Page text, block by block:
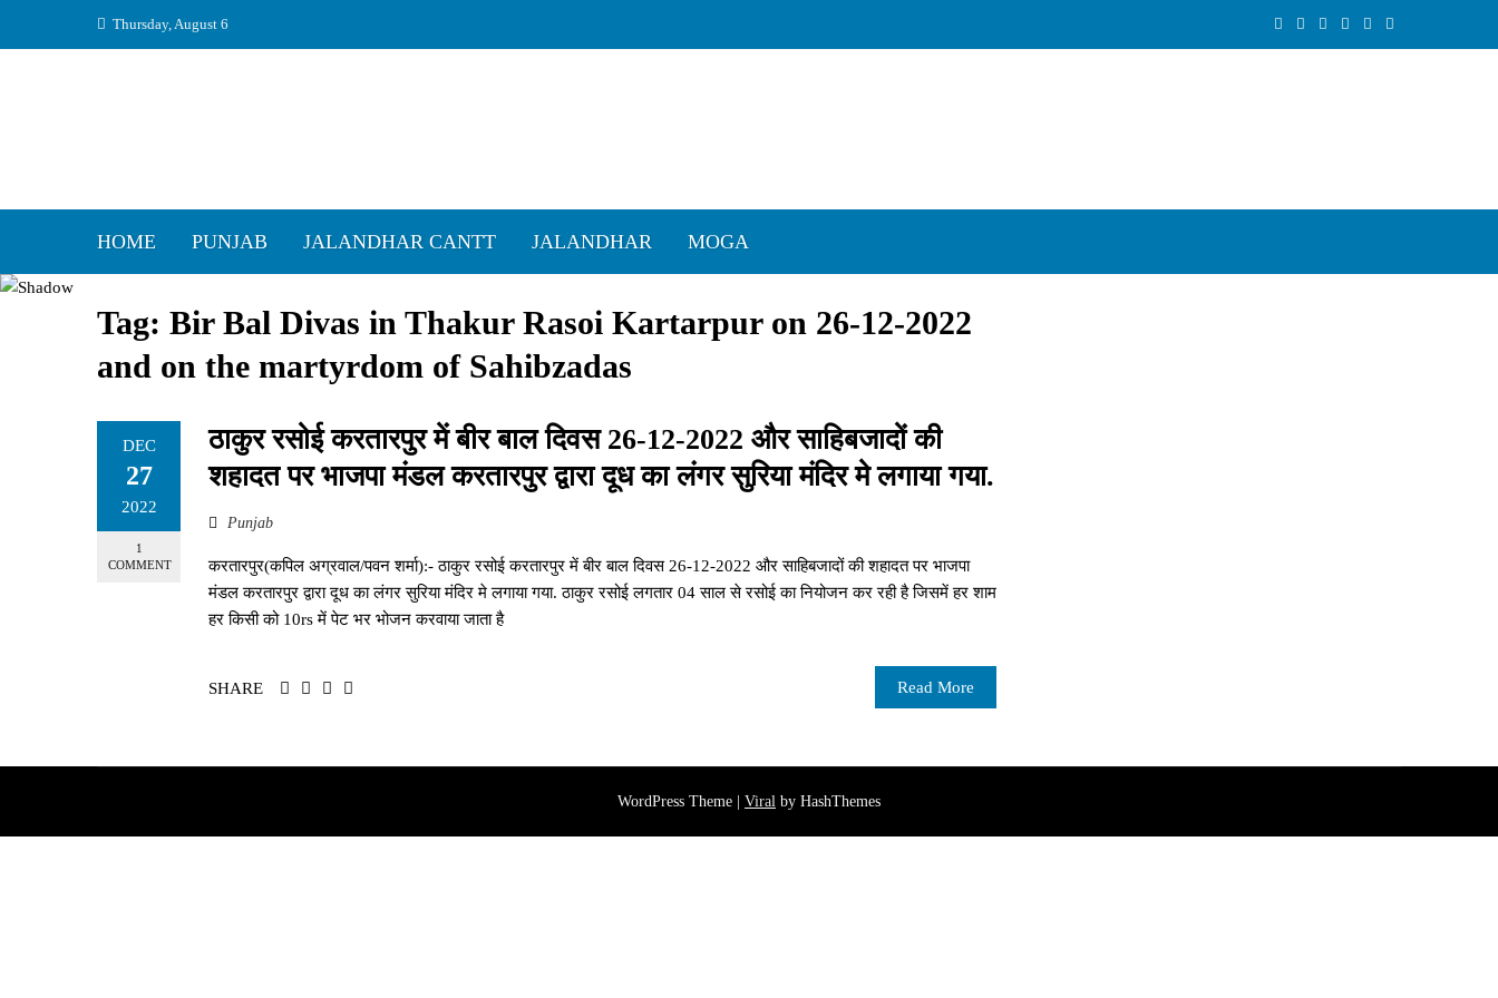
Thursday, August 6
HOME PUNJAB JALANDHAR CANTT JALANDHAR MOGA
Tag: Bir Bal Divas in Thakur Rasoi Kartarpur on 26-12-2022
and on the martyrdom of Sahibzadas
DEC
27
2022
1
COMMENT
ठाकुर रसोई करतारपुर में बीर बाल दिवस 26-12-2022 और साहिबजादों की
शहादत पर भाजपा मंडल करतारपुर द्वारा दूध का लंगर सुरिया मंदिर मे लगाया गया.
Punjab
करतारपुर(कपिल अग्रवाल/पवन शर्मा):- ठाकुर रसोई करतारपुर में बीर बाल दिवस 26-12-2022 और साहिबजादों की शहादत पर भाजपा
मंडल करतारपुर द्वारा दूध का लंगर सुरिया मंदिर मे लगाया गया. ठाकुर रसोई लगतार 04 साल से रसोई का नियोजन कर रही है जिसमें हर शाम
हर किसी को 10rs में पेट भर भोजन करवाया जाता है
Read More
SHARE
WordPress Theme | Viral by HashThemes